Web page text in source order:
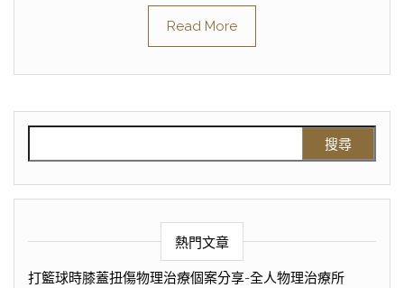
Read More
熱門文章
打籃球時膝蓋扭傷物理治療個案分享-全人物理治療所